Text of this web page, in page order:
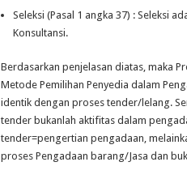
Seleksi (Pasal 1 angka 37) : Seleksi
Konsultansi.
Berdasarkan penjelasan diatas, maka
Metode Pemilihan Penyedia dalam
identik dengan proses tender/lelang.
tender bukanlah aktifitas dalam
tender=pengertian pengadaan,
proses Pengadaan barang/Jasa dan